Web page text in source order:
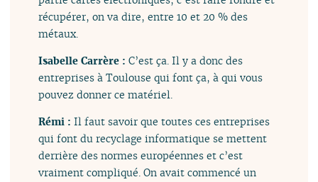
récupérer, on va dire, entre 10 et 20 % des
métaux.
Isabelle Carrère :C’est ça. Il y a donc des
entreprises à Toulouse qui font ça, à qui vous
pouvez donner ce matériel.
Rémi :Il faut savoir que toutes ces entreprises
qui font du recyclage informatique se mettent
derrière des normes européennes et c’est
vraiment compliqué. On avait commencé un